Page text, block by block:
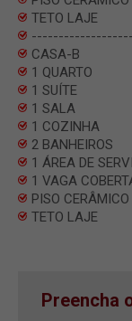
TETO LAJE
CASA-B
1 QUARTO
1 SUÍTE
1 SALA
1 COZINHA
2 BANHEIROS
1 ÁREA DE
1 VAGA
PISO CERÂMICO
TETO LAJE
Preencha